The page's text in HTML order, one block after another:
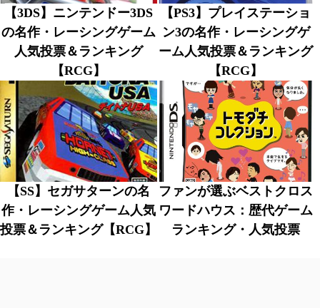
【3DS】ニンテンドー3DS
の名作・レーシングゲーム
人気投票＆ランキング
【RCG】
【PS3】プレイステーショ
ン3の名作・レーシングゲ
ーム人気投票＆ランキング
【RCG】
【SS】セガサターンの名
作・レーシングゲーム人気
投票＆ランキング【RCG】
ファンが選ぶベストクロス
ワードハウス：歴代ゲーム
ランキング・人気投票